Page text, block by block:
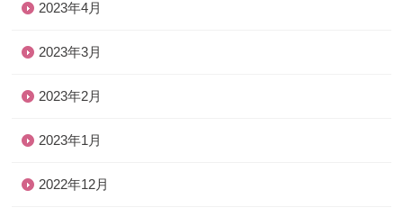
2023年4月
2023年3月
2023年2月
2023年1月
2022年12月